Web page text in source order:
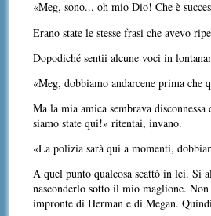
«Meg, sono... oh mio Dio! Che è
Erano state le stesse frasi che avevo
Dopodiché sentii alcune voci in
«Meg, dobbiamo andarcene prima
Ma la mia amica sembrava
siamo state qui!» ritentai, invano.
«La polizia sarà qui a momenti,
A quel punto qualcosa scattò in lei. Si
nasconderlo sotto il mio maglione.
impronte di Herman e di Megan.